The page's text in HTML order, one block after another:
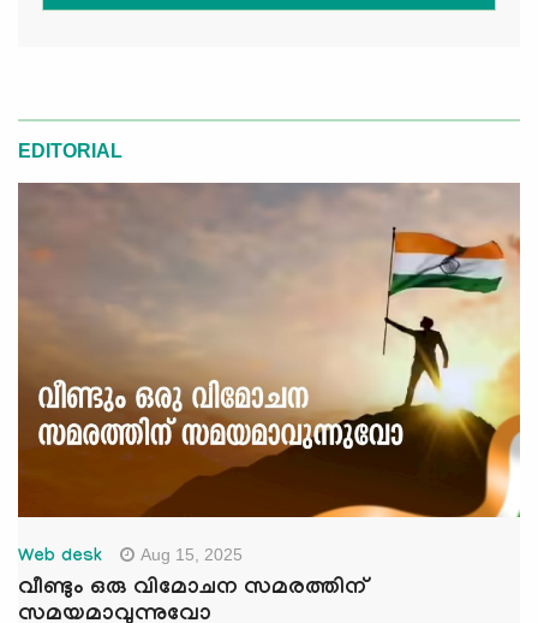
EDITORIAL
Web desk Aug 15, 2025
വീണ്ടും ഒരു വിമോചന സമരത്തിന്
സമയമാവുന്നുവോ